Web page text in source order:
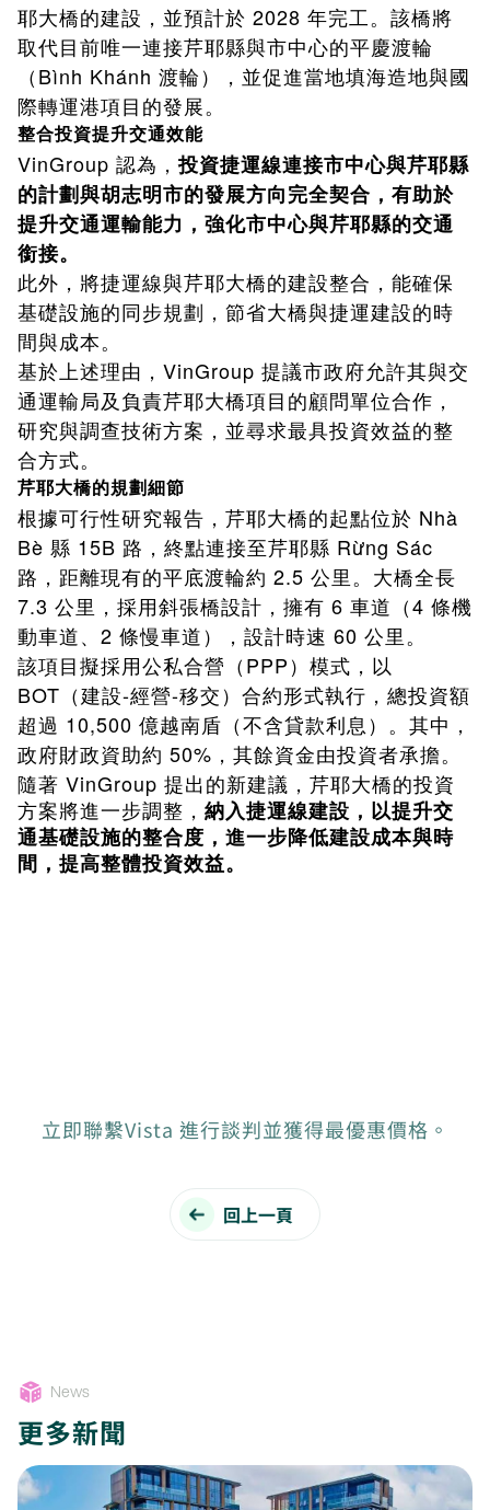
耶大橋的建設，並預計於 2028 年完工。該橋將
取代目前唯一連接芹耶縣與市中心的平慶渡輪
（Bình Khánh 渡輪），並促進當地填海造地與國
際轉運港項目的發展。
整合投資提升交通效能
VinGroup 認為，投資捷運線連接市中心與芹耶縣
的計劃與胡志明市的發展方向完全契合，有助於
提升交通運輸能力，強化市中心與芹耶縣的交通
銜接。
此外，將捷運線與芹耶大橋的建設整合，能確保
基礎設施的同步規劃，節省大橋與捷運建設的時
間與成本。
基於上述理由，VinGroup 提議市政府允許其與交
通運輸局及負責芹耶大橋項目的顧問單位合作，
研究與調查技術方案，並尋求最具投資效益的整
合方式。
芹耶大橋的規劃細節
根據可行性研究報告，芹耶大橋的起點位於 Nhà
Bè 縣 15B 路，終點連接至芹耶縣 Rừng Sác
路，距離現有的平底渡輪約 2.5 公里。大橋全長
7.3 公里，採用斜張橋設計，擁有 6 車道（4 條機
動車道、2 條慢車道），設計時速 60 公里。
該項目擬採用公私合營（PPP）模式，以
BOT（建設-經營-移交）合約形式執行，總投資額
超過 10,500 億越南盾（不含貸款利息）。其中，
政府財政資助約 50%，其餘資金由投資者承擔。
隨著 VinGroup 提出的新建議，芹耶大橋的投資
方案將進一步調整， 納入捷運線建設，以提升交
通基礎設施的整合度，進一步降低建設成本與時
間，提高整體投資效益。
立即聯繫Vista 進行談判並獲得最優惠價格。
回上一頁
News
更多新聞